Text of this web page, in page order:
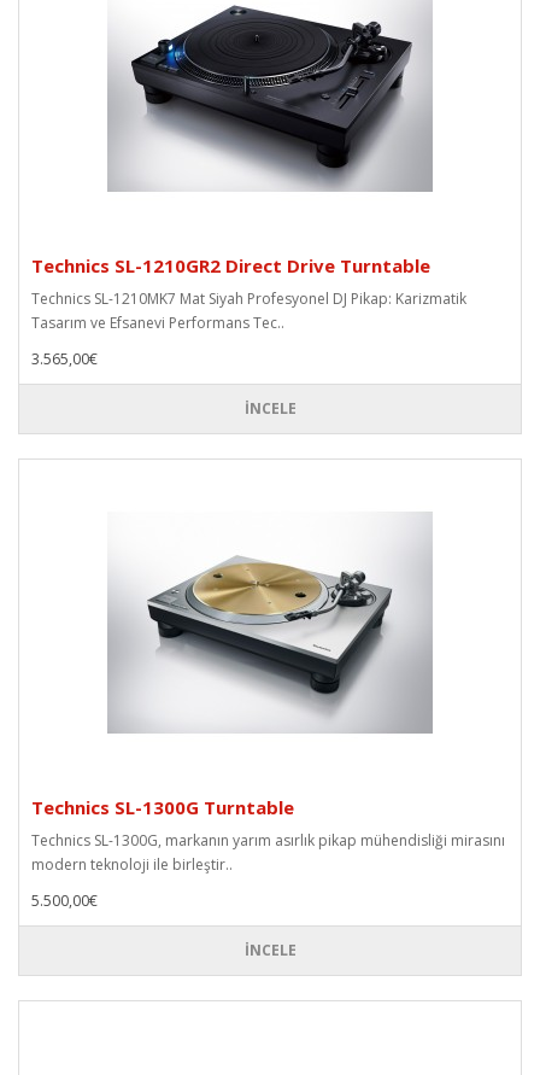
Technics SL-1210GR2 Direct Drive Turntable
Technics SL-1210MK7 Mat Siyah Profesyonel DJ Pikap: Karizmatik
Tasarım ve Efsanevi Performans Tec..
3.565,00€
İNCELE
Technics SL-1300G Turntable
Technics SL-1300G, markanın yarım asırlık pikap mühendisliği mirasını
modern teknoloji ile birleştir..
5.500,00€
İNCELE